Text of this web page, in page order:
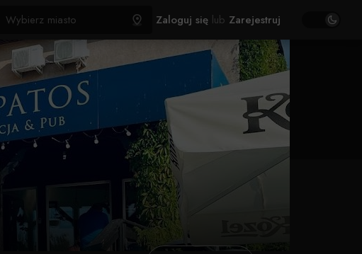
Zaloguj się lub Zarejestruj